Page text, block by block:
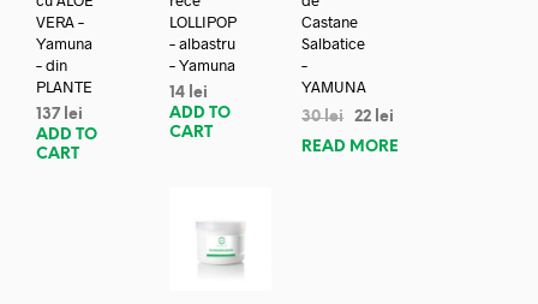
VERA –
Yamuna
– din
PLANTE
137 lei
ADD TO
CART
LOLLIPOP
– albastru
– Yamuna
14 lei
ADD TO
CART
Castane
Salbatice
–
YAMUNA
30lei 22 lei
READ MORE